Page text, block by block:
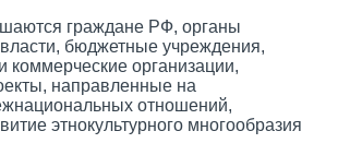
граждане РФ, органы
власти, бюджетные учреждения,
коммерческие организации,
направленные на
отношений,
этнокультурного многообразия